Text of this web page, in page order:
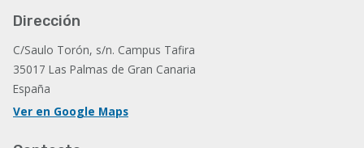
Dirección
C/Saulo Torón, s/n. Campus Tafira
35017 Las Palmas de Gran Canaria
España
Ver en Google Maps